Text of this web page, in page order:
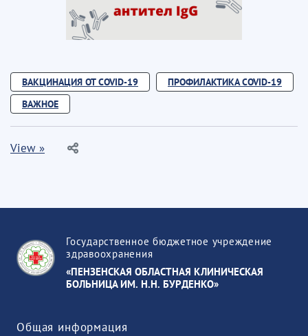
ВАКЦИНАЦИЯ ОТ COVID-19
ПРОФИЛАКТИКА COVID-19
ВАЖНОЕ
View »
Государственное бюджетное учреждение
здравоохранения
«ПЕНЗЕНСКАЯ ОБЛАСТНАЯ КЛИНИЧЕСКАЯ
БОЛЬНИЦА ИМ. Н.Н. БУРДЕНКО»
Общая информация